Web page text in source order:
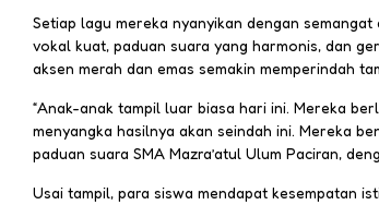
Setiap lagu mereka nyanyikan dengan
vokal kuat, paduan suara yang harmonis, dan
aksen merah dan emas semakin memperindah
“Anak-anak tampil luar biasa hari ini. Mereka
menyangka hasilnya akan seindah ini. Mereka
paduan suara SMA Mazra’atul Ulum Paciran,
Usai tampil, para siswa mendapat kesempatan